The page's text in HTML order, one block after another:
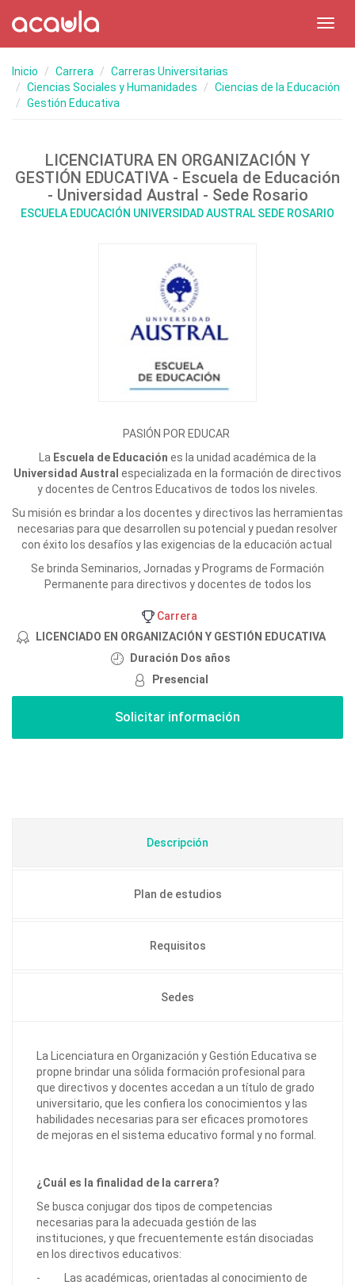
Inicio Carrera
Carreras Universitarias
Ciencias Sociales y Humanidades
Ciencias de la Educación
Gestión Educativa
LICENCIATURA EN ORGANIZACIÓN Y
GESTIÓN EDUCATIVA - Escuela de Educación
- Universidad Austral - Sede Rosario
ESCUELA EDUCACIÓN UNIVERSIDAD AUSTRAL SEDE ROSARIO
PASIÓN POR EDUCAR
La Escuela de Educación es la unidad académica de la
Universidad Austral especializada en la formación de directivos
y docentes de Centros Educativos de todos los niveles.
Su misión es brindar a los docentes y directivos las herramientas
necesarias para que desarrollen su potencial y puedan resolver
con éxito los desafíos y las exigencias de la educación actual
Se brinda Seminarios, Jornadas y Programs de Formación
Permanente para directivos y docentes de todos los
Carrera
LICENCIADO EN ORGANIZACIÓN Y GESTIÓN EDUCATIVA
Duración Dos años
Presencial
Descripción
Plan de estudios
Requisitos
Sedes
La Licenciatura en Organización y Gestión Educativa se
propne brindar una sólida formación profesional para
que directivos y docentes accedan a un título de grado
universitario, que les confiera los conocimientos y las
habilidades necesarias para ser eficaces promotores
de mejoras en el sistema educativo formal y no formal.
¿Cuál es la finalidad de la carrera?
Se busca conjugar dos tipos de competencias
necesarias para la adecuada gestión de las
instituciones, y que frecuentemente están disociadas
en los directivos educativos:
- Las académicas, orientadas al conocimiento de